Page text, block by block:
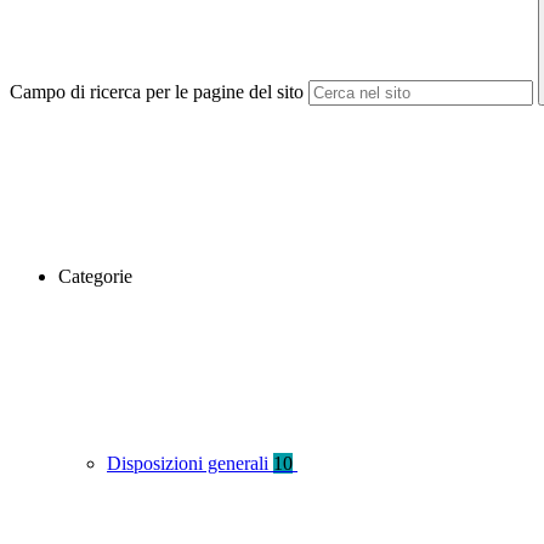
Campo di ricerca per le pagine del sito
Categorie
Disposizioni generali 10